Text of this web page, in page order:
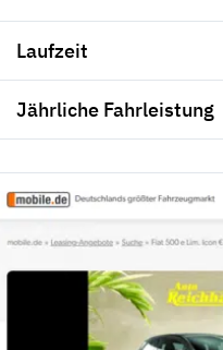
Laufzeit
Jährliche Fahrleistung